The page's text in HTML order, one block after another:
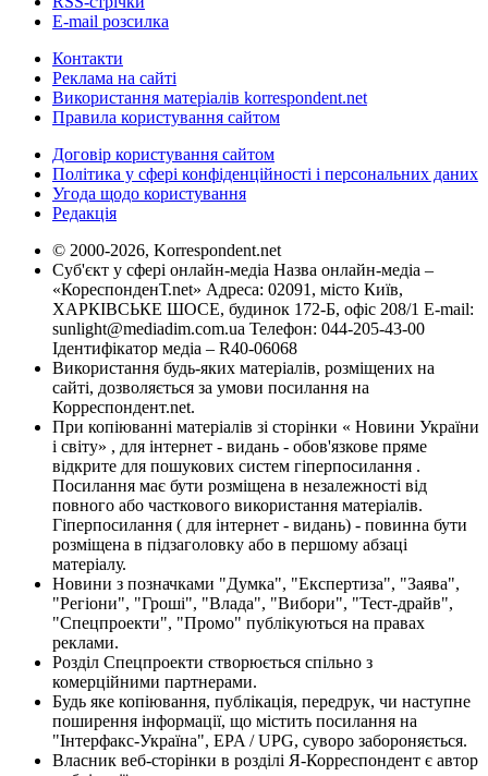
E-mail розсилка
Контакти
Реклама на сайті
Використання матеріалів korrespondent.net
Правила користування сайтом
Договір користування сайтом
Політика у сфері конфіденційності і персональних даних
Угода щодо користування
Редакція
© 2000-2026, Korrespondent.net
Суб'єкт у сфері онлайн-медіа Назва онлайн-медіа –
«КореспонденТ.net» Адреса: 02091, місто Київ,
ХАРКІВСЬКЕ ШОСЕ, будинок 172-Б, офіс 208/1 E-mail:
sunlight@mediadim.com.ua Телефон: 044-205-43-00
Ідентифікатор медіа – R40-06068
Використання будь-яких матеріалів, розміщених на
сайті, дозволяється за умови посилання на
Корреспондент.net.
При копіюванні матеріалів зі сторінки « Новини України
і світу» , для інтернет - видань - обов'язкове пряме
відкрите для пошукових систем гіперпосилання .
Посилання має бути розміщена в незалежності від
повного або часткового використання матеріалів.
Гіперпосилання ( для інтернет - видань) - повинна бути
розміщена в підзаголовку або в першому абзаці
матеріалу.
Новини з позначками "Думка", "Експертиза", "Заява",
"Регіони", "Гроші", "Влада", "Вибори", "Тест-драйв",
"Спецпроекти", "Промо" публікуються на правах
реклами.
Розділ Спецпроекти створюється спільно з
комерційними партнерами.
Будь яке копіювання, публікація, передрук, чи наступне
поширення інформації, що містить посилання на
"Інтерфакс-Україна", EPA / UPG, суворо забороняється.
Власник веб-сторінки в розділі Я-Корреспондент є автор